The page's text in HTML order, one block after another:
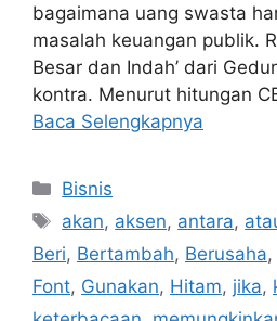
bagaimana uang swasta
masalah keuangan publik.
Besar dan Indah’ dari
kontra. Menurut hitungan
Baca Selengkapnya
Kategori
Bisnis
Tag
akan, aksen, antara,
Beri, Bertambah, Berusaha,
Font, Gunakan, Hitam, jika,